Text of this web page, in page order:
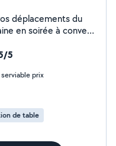
déplacements du
à convenir
à mobilités
pour anniversaire...
sont garantis :) Je
avenante. J'ai été
Je sais que
alléger quelque peu
5
prix
de table